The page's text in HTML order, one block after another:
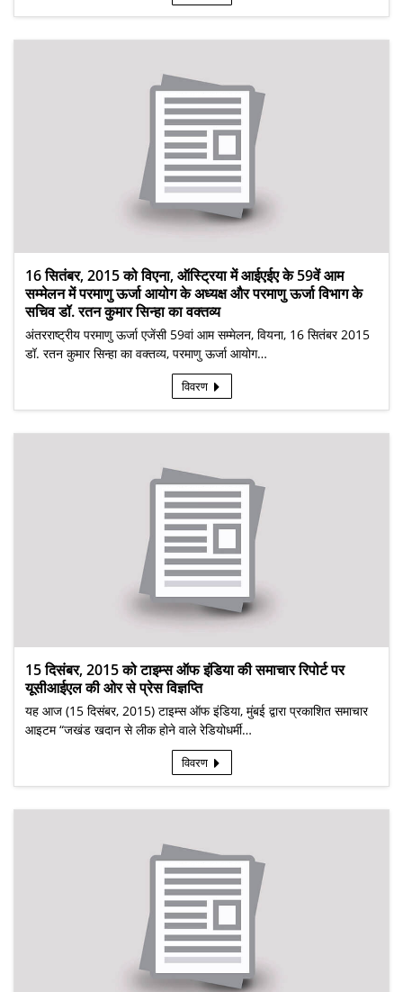
16 सितंबर, 2015 को विएना, ऑस्ट्रिया में आईएईए के 59वें आम
सम्मेलन में परमाणु ऊर्जा आयोग के अध्यक्ष और परमाणु ऊर्जा विभाग के
सचिव डॉ. रतन कुमार सिन्हा का वक्तव्य
अंतरराष्ट्रीय परमाणु ऊर्जा एजेंसी 59वां आम सम्मेलन, वियना, 16 सितंबर 2015
डॉ. रतन कुमार सिन्हा का वक्तव्य, परमाणु ऊर्जा आयोग…
विवरण
15 दिसंबर, 2015 को टाइम्स ऑफ इंडिया की समाचार रिपोर्ट पर
यूसीआईएल की ओर से प्रेस विज्ञप्ति
यह आज (15 दिसंबर, 2015) टाइम्स ऑफ इंडिया, मुंबई द्वारा प्रकाशित समाचार
आइटम “जखंड खदान से लीक होने वाले रेडियोधर्मी…
विवरण